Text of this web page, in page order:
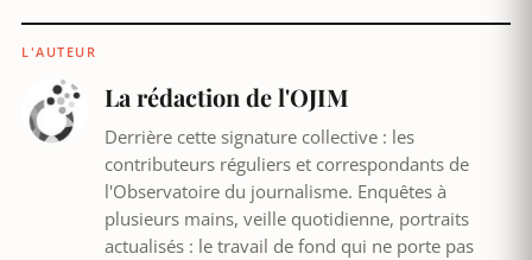
L'AUTEUR
La rédaction de l'OJIM
Derrière cette signature collective : les
contributeurs réguliers et correspondants de
l'Observatoire du journalisme. Enquêtes à
plusieurs mains, veille quotidienne, portraits
actualisés : le travail de fond qui ne porte pas